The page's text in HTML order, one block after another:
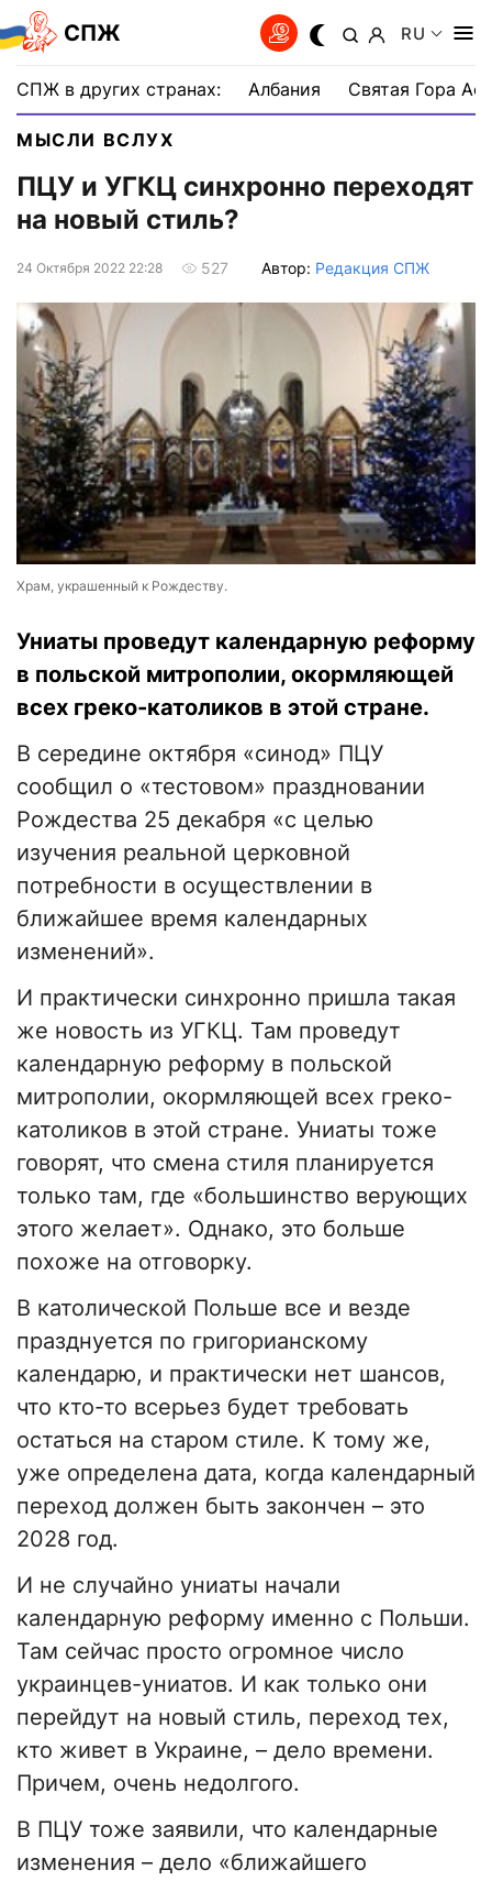
СПЖ RU
СПЖ в других странах: Албания Святая Гора
МЫСЛИ ВСЛУХ
ПЦУ и УГКЦ синхронно переходят
на новый стиль?
24 Октября 2022 22:28 527 Автор: Редакция СПЖ
Храм, украшенный к Рождеству.
Униаты проведут календарную реформу
в польской митрополии, окормляющей
всех греко-католиков в этой стране.
В середине октября «синод» ПЦУ
сообщил о «тестовом» праздновании
Рождества 25 декабря «с целью
изучения реальной церковной
потребности в осуществлении в
ближайшее время календарных
изменений».
И практически синхронно пришла такая
же новость из УГКЦ. Там проведут
календарную реформу в польской
митрополии, окормляющей всех греко-
католиков в этой стране. Униаты тоже
говорят, что смена стиля планируется
только там, где «большинство верующих
этого желает». Однако, это больше
похоже на отговорку.
В католической Польше все и везде
празднуется по григорианскому
календарю, и практически нет шансов,
что кто-то всерьез будет требовать
остаться на старом стиле. К тому же,
уже определена дата, когда календарный
переход должен быть закончен – это
2028 год.
И не случайно униаты начали
календарную реформу именно с Польши.
Там сейчас просто огромное число
украинцев-униатов. И как только они
перейдут на новый стиль, переход тех,
кто живет в Украине, – дело времени.
Причем, очень недолгого.
В ПЦУ тоже заявили, что календарные
изменения – дело «ближайшего